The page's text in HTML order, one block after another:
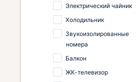
Электрический чайник
Холодильник
Звукоизолированные
номера
Балкон
ЖК-телевизор